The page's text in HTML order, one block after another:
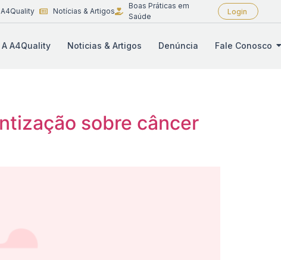
Notícias & Artigos
Boas Práticas em
Saúde
Login
A4Quality Noticias & Artigos Denúncia Fale Conosco
sobre câncer